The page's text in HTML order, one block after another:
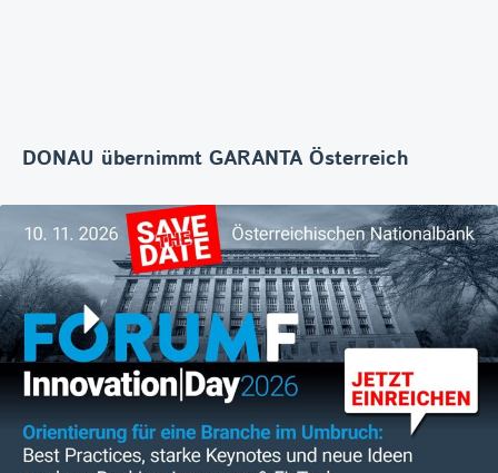
DONAU übernimmt GARANTA Österreich